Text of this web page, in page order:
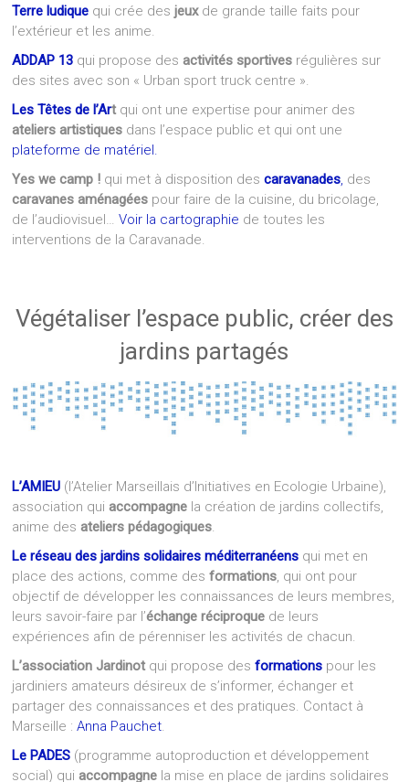
Terre ludique qui crée des jeuxde grande taille faits pour
l’extérieur et les anime.
ADDAP 13 qui propose desactivités sportives régulières sur
des sites avec son « Urban sport truck centre ».
Les Têtes de l’Art qui ont une expertise pour animer des
ateliers artistiques dans l’espace public et qui ont une
plateforme de matériel.
Yes we camp ! qui met à disposition descaravanades, des
caravanes aménagées pour faire de la cuisine, du bricolage,
de l’audiovisuel…Voir la cartographie de toutes les
interventions de la Caravanade.
Végétaliser l’espace public, créer des
jardins partagés
L’AMIEU (l’Atelier Marseillais d’Initiatives en Ecologie Urbaine),
association quiaccompagne la création de jardins collectifs,
anime desateliers pédagogiques.
Le réseau des jardins solidaires méditerranéens qui met en
place des actions, comme desformations, qui ont pour
objectif de développer les connaissances de leurs membres,
leurs savoir-faire par l’échange réciproque de leurs
expériences afin de pérenniser les activités de chacun.
L’association Jardinot qui propose desformations pour les
jardiniers amateurs désireux de s’informer, échanger et
partager des connaissances et des pratiques. Contact à
Marseille :Anna Pauchet.
Le PADES (programme autoproduction et développement
social) quiaccompagne la mise en place de jardins solidaires